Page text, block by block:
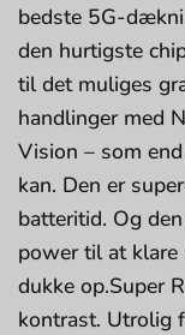
bedste 5G-
den hurtigste
til det muliges
handlinger med
Vision – som
kan. Den er
batteritid. Og
power til at
dukke op.Super
kontrast. Utrolig